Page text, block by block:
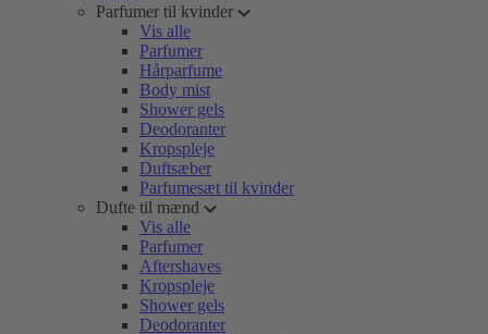
Parfumer til kvinder
Vis alle
Parfumer
Hårparfume
Body mist
Shower gels
Deodoranter
Kropspleje
Duftsæber
Parfumesæt til kvinder
Dufte til mænd
Vis alle
Parfumer
Aftershaves
Kropspleje
Shower gels
Deodoranter